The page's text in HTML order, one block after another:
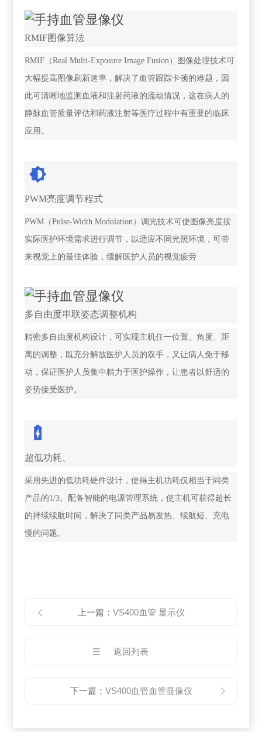
RMIF图像算法
RMIF（Real Multi-Exposure Image Fusion）图像处理技术可
大幅提高图像刷新速率，解决了血管跟踪卡顿的难题，因
此可清晰地监测血液和注射药液的流动情况，这在病人的
静脉血管质量评估和药液注射等医疗过程中有重要的临床
应用。
PWM亮度调节程式
PWM（Pulse-Width Modulation）调光技术可使图像亮度按
实际医护环境需求进行调节，以适应不同光照环境，可带
来视觉上的最佳体验，缓解医护人员的视觉疲劳
多自由度串联姿态调整机构
精密多自由度机构设计，可实现主机任一位置、角度、距
离的调整，既充分解放医护人员的双手，又让病人免于移
动，保证医护人员集中精力于医护操作，让患者以舒适的
姿势接受医护。
超低功耗、
采用先进的低功耗硬件设计，使得主机功耗仅相当于同类
产品的1/3。配备智能的电源管理系统，使主机可获得超长
的持续续航时间，解决了同类产品易发热、续航短、充电
慢的问题。
上一篇： VS400血管 显示仪
返回列表
下一篇： VS400血管血管显像仪